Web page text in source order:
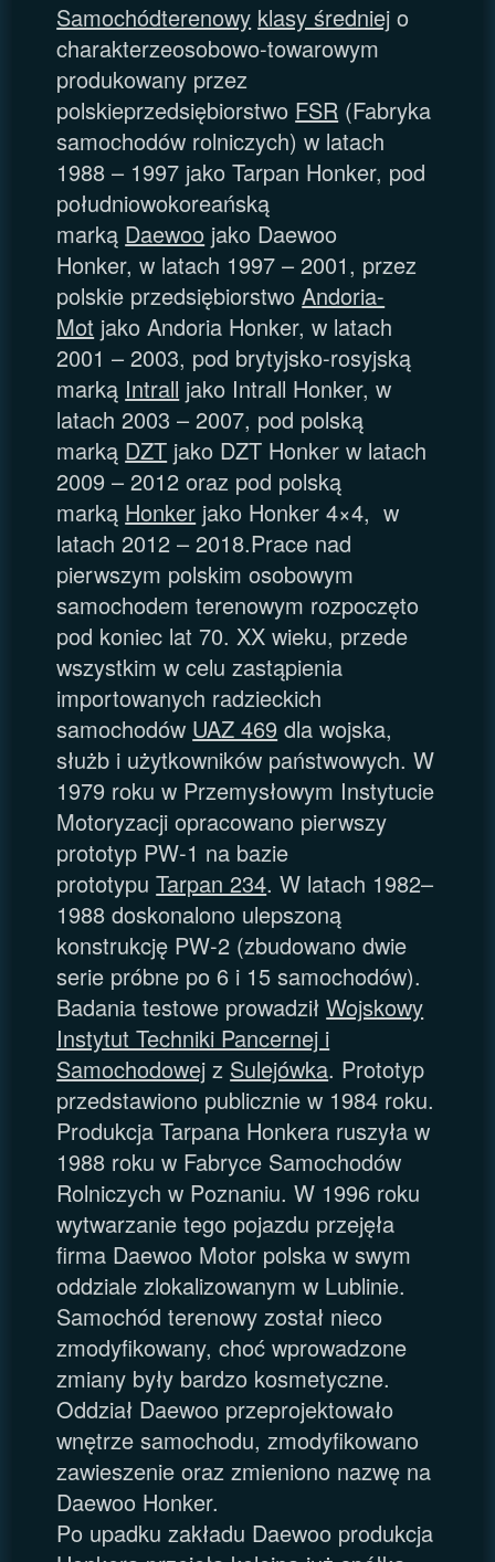
Samochódterenowy klasy średniej o
charakterzeosobowo-towarowym
produkowany przez
polskieprzedsiębiorstwo FSR (Fabryka
samochodów rolniczych) w latach
1988 – 1997 jako Tarpan Honker, pod
południowokoreańską
marką Daewoo jako Daewoo
Honker, w latach 1997 – 2001, przez
polskie przedsiębiorstwoAndoria-
Mot jako Andoria Honker, w latach
2001 – 2003, pod brytyjsko-rosyjską
marką Intrall jako Intrall Honker, w
latach 2003 – 2007, pod polską
marką DZT jako DZT Honker w latach
2009 – 2012 oraz pod polską
marką Honker jako Honker 4×4, w
latach 2012 – 2018.Prace nad
pierwszym polskim osobowym
samochodem terenowym rozpoczęto
pod koniec lat 70. XX wieku, przede
wszystkim w celu zastąpienia
importowanych radzieckich
samochodów UAZ 469 dla wojska,
służb i użytkowników państwowych. W
1979 roku w Przemysłowym Instytucie
Motoryzacji opracowano pierwszy
prototyp PW-1 na bazie
prototypuTarpan 234. W latach 1982–
1988 doskonalono ulepszoną
konstrukcję PW-2 (zbudowano dwie
serie próbne po 6 i 15 samochodów).
Badania testowe prowadziłWojskowy
Instytut Techniki Pancernej i
Samochodowej z Sulejówka. Prototyp
przedstawiono publicznie w 1984 roku.
Produkcja Tarpana Honkera ruszyła w
1988 roku w Fabryce Samochodów
Rolniczych w Poznaniu. W 1996 roku
wytwarzanie tego pojazdu przejęła
firma Daewoo Motor polska w swym
oddziale zlokalizowanym w Lublinie.
Samochód terenowy został nieco
zmodyfikowany, choć wprowadzone
zmiany były bardzo kosmetyczne.
Oddział Daewoo przeprojektowało
wnętrze samochodu, zmodyfikowano
zawieszenie oraz zmieniono nazwę na
Daewoo Honker.
Po upadku zakładu Daewoo produkcja